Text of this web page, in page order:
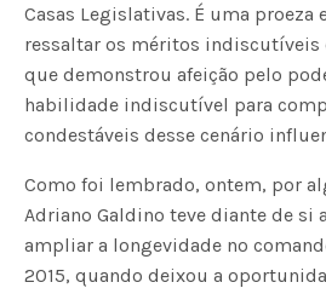
Casas Legislativas. É uma proeza
ressaltar os méritos indiscutíveis
que demonstrou afeição pelo
habilidade indiscutível para
condestáveis desse cenário
Como foi lembrado, ontem, por
Adriano Galdino teve diante de si
ampliar a longevidade no
2015, quando deixou a